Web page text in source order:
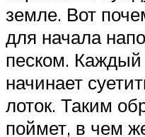
земле. Вот
для начала
песком. Каждый
начинает
лоток. Таким
поймет, в чем